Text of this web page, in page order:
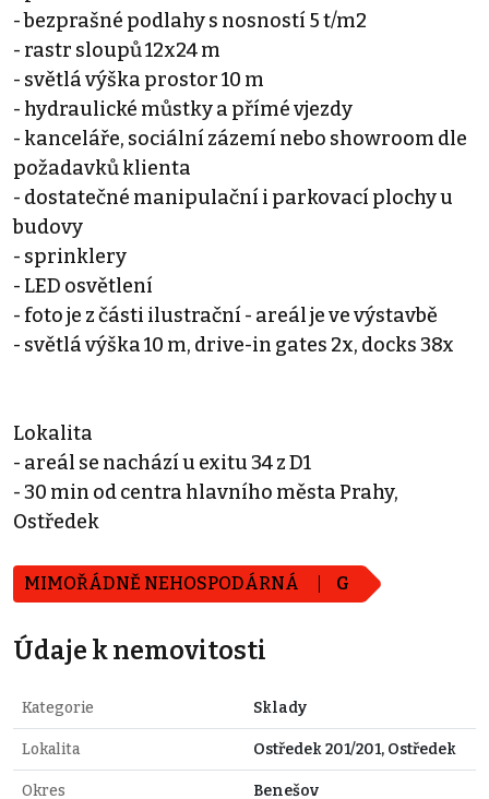
- bezprašné podlahy s nosností 5 t/m2
- rastr sloupů 12x24 m
- světlá výška prostor 10 m
- hydraulické můstky a přímé vjezdy
- kanceláře, sociální zázemí nebo showroom dle
požadavků klienta
- dostatečné manipulační i parkovací plochy u
budovy
- sprinklery
- LED osvětlení
- foto je z části ilustrační - areál je ve výstavbě
- světlá výška 10 m, drive-in gates 2x, docks 38x
Lokalita
- areál se nachází u exitu 34 z D1
- 30 min od centra hlavního města Prahy,
Ostředek
MIMOŘÁDNĚ NEHOSPODÁRNÁ G
Údaje k nemovitosti
Kategorie Sklady
Lokalita Ostředek 201/201, Ostředek
Okres Benešov